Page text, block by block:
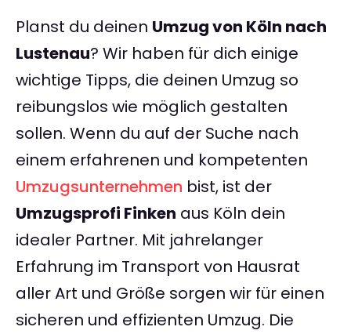
Planst du deinen Umzug von Köln nach
Lustenau? Wir haben für dich einige
wichtige Tipps, die deinen Umzug so
reibungslos wie möglich gestalten
sollen. Wenn du auf der Suche nach
einem erfahrenen und kompetenten
Umzugsunternehmen bist, ist der
Umzugsprofi Finken aus Köln dein
idealer Partner. Mit jahrelanger
Erfahrung im Transport von Hausrat
aller Art und Größe sorgen wir für einen
sicheren und effizienten Umzug. Die